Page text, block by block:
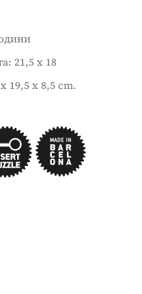
21,5 x 18
19,5 x 8,5 cm.